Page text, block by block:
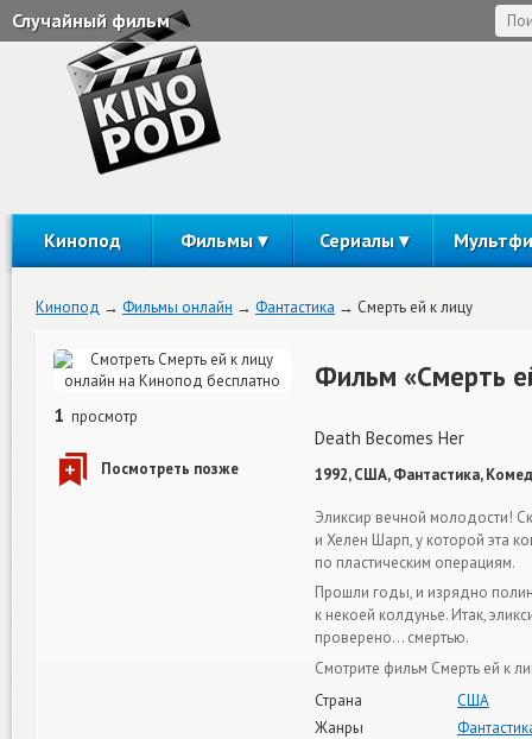
Случайный фильм
Кинопод Фильмы Сериалы
Кинопод Фильмы онлайн Фантастика Смерть ей к лицу
1 просмотр
Фильм «Смерть
Death Becomes Her
1992, США, Фантастика,
Эликсир вечной молодости!
и Хелен Шарп, у которой эта
по пластическим операциям.
Прошли годы, и изрядно
к некоей колдунье. Итак,
проверено… смертью.
Смотрите фильм Смерть ей к
Страна
США
Жанры